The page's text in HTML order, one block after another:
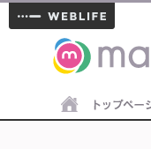
materials